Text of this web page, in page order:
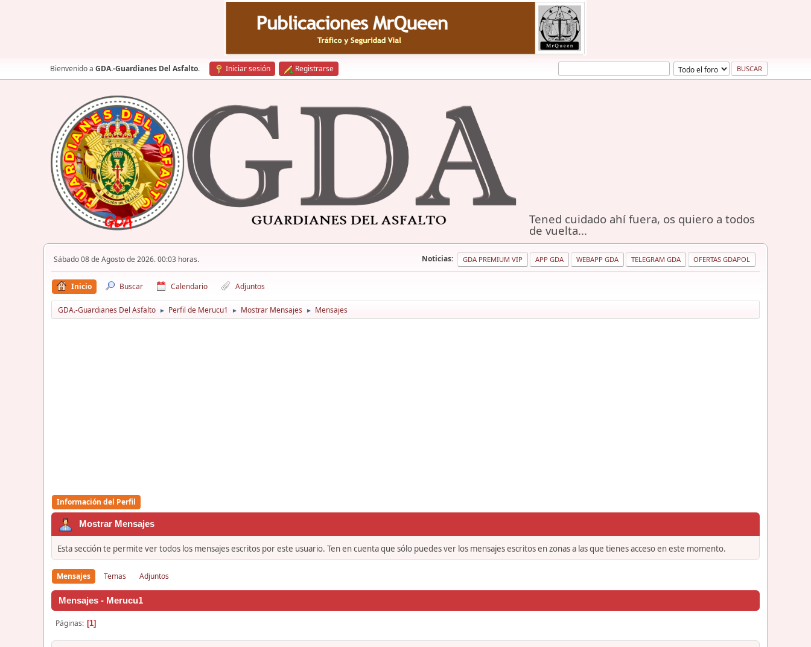
Bienvenido a GDA.-Guardianes Del Asfalto. Iniciar sesión Registrarse
Tened cuidado ahí fuera, os quiero a todos
de vuelta...
Sábado 08 de Agosto de 2026. 00:03 horas. Noticias: GDA PREMIUM VIP APP GDA WEBAPP GDA TELEGRAM GDA OFERTAS GDAPOL
Inicio Buscar Calendario Adjuntos
GDA.-Guardianes Del Asfalto ► Perfil de Merucu1 ► Mostrar Mensajes ► Mensajes
Información del Perfil
Mostrar Mensajes
Esta sección te permite ver todos los mensajes escritos por este usuario. Ten en cuenta que sólo puedes ver los mensajes escritos en zonas a las que tienes acceso en este momento.
Mensajes Temas Adjuntos
Mensajes - Merucu1
Páginas 1